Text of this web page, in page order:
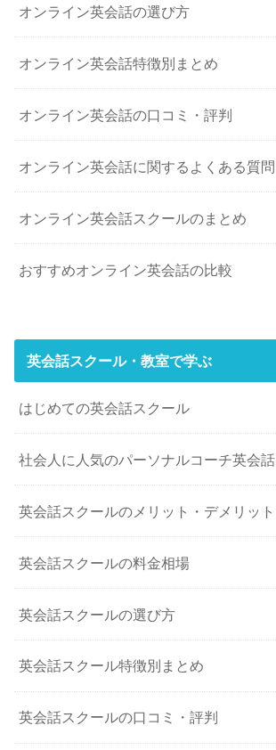
オンライン英会話の選び方
オンライン英会話特徴別まとめ
オンライン英会話の口コミ・評判
オンライン英会話に関するよくある質問
オンライン英会話スクールのまとめ
おすすめオンライン英会話の比較
英会話スクール・教室で学ぶ
はじめての英会話スクール
社会人に人気のパーソナルコーチ英会話
英会話スクールのメリット・デメリット
英会話スクールの料金相場
英会話スクールの選び方
英会話スクール特徴別まとめ
英会話スクールの口コミ・評判